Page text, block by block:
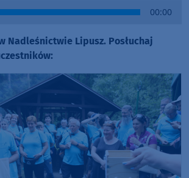
00:00
Nadleśnictwie Lipusz. Posłuchaj